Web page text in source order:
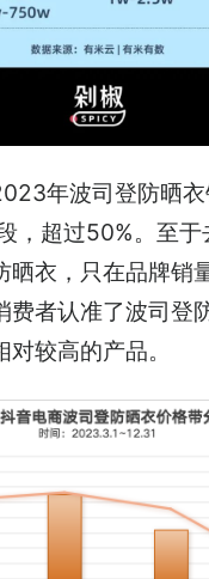
年波司登防晒
，超过50%。至于
晒衣，只在品牌销
费者认准了波司登
较高的产品。